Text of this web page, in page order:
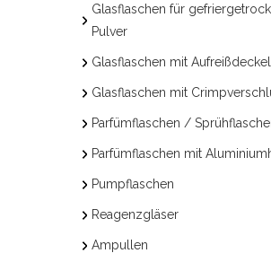
Glasflaschen für
Pulver
Glasflaschen mit Aufreißdeckel
Glasflaschen mit
Parfümflaschen /
Parfümflaschen mit
Pumpflaschen
Reagenzgläser
Ampullen